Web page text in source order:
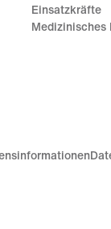
Einsatzkräfte
Medizinisches